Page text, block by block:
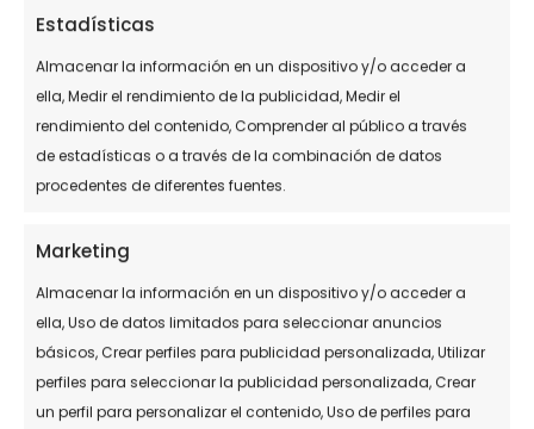
Estadísticas
Almacenar la información en un dispositivo y/o acceder a
ella, Medir el rendimiento de la publicidad, Medir el
rendimiento del contenido, Comprender al público a través
de estadísticas o a través de la combinación de datos
procedentes de diferentes fuentes.
Marketing
Almacenar la información en un dispositivo y/o acceder a
ella, Uso de datos limitados para seleccionar anuncios
básicos, Crear perfiles para publicidad personalizada, Utilizar
perfiles para seleccionar la publicidad personalizada, Crear
un perfil para personalizar el contenido, Uso de perfiles para